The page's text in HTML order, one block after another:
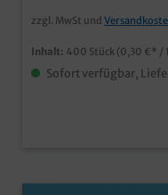
auch individuell
berät Sie gern
zzgl. MwSt und
Inhalt: 400 Stück (0,30 €* /
Sofort verfügbar,